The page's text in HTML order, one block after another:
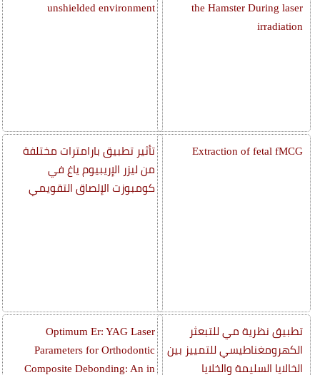
the Hamster During laser
irradiation
Extraction of fetal fMCG
تطبيق نظرية مي للتبعثر
الكهرومغناطيسي للتمييز بين
الخالايا السليمة والخلايا
unshielded environment
تأثير تطبيق بارامترات مختلفة
من ليزر الإريبيوم ياغ في
كومبوزت الإلصاق التقويمي
Optimum Er: YAG Laser
Parameters for Orthodontic
Composite Debonding: An in